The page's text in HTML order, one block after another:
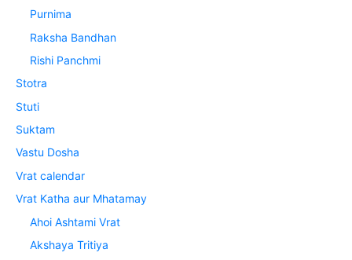
Purnima
Raksha Bandhan
Rishi Panchmi
Stotra
Stuti
Suktam
Vastu Dosha
Vrat calendar
Vrat Katha aur Mhatamay
Ahoi Ashtami Vrat
Akshaya Tritiya